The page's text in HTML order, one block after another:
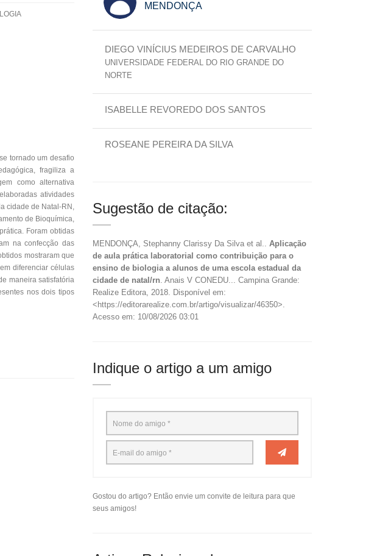
tornado um desafio
fragiliza a
como alternativa
atividades
cidade de Natal-RN,
de Bioquímica,
Foram obtidas
na confecção das
mostraram que
diferenciar células
maneira satisfatória
nos dois tipos
MENDONÇA
DIEGO VINÍCIUS MEDEIROS DE CARVALHO
UNIVERSIDADE FEDERAL DO RIO GRANDE DO
NORTE
ISABELLE REVOREDO DOS SANTOS
ROSEANE PEREIRA DA SILVA
Sugestão de citação:
MENDONÇA, Stephanny Clarissy Da Silva et al.. Aplicação
de aula prática laboratorial como contribuição para o
ensino de biologia a alunos de uma escola estadual da
cidade de natal/rn. Anais V CONEDU... Campina Grande:
Realize Editora, 2018. Disponível em:
<https://editorarealize.com.br/artigo/visualizar/46350>.
Acesso em: 10/08/2026 03:01
Indique o artigo a um amigo
Gostou do artigo? Então envie um convite de leitura para que
seus amigos!